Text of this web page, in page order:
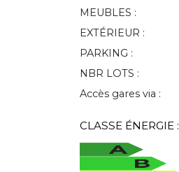
MEUBLES :
EXTÉRIEUR :
PARKING :
NBR LOTS :
Accès gares via :
CLASSE ÉNERGIE :